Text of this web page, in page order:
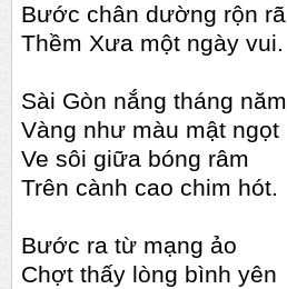
Bước chân dường rộn rã
Thềm Xưa một ngày vui.
Sài Gòn nắng tháng năm
Vàng như màu mật ngọt
Ve sôi giữa bóng râm
Trên cành cao chim hót.
Bước ra từ mạng ảo
Chợt thấy lòng bình yên